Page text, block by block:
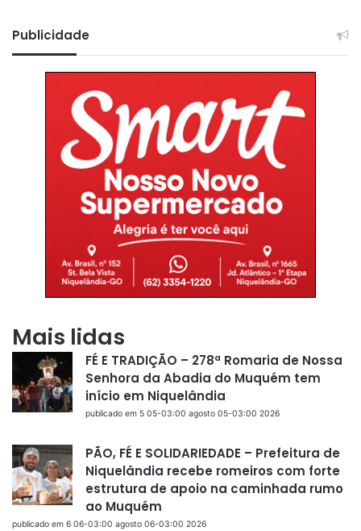
Publicidade
Mais lidas
FÉ E TRADIÇÃO – 278ª Romaria de Nossa
Senhora da Abadia do Muquém tem
início em Niquelândia
publicado em 5 05-03:00 agosto 05-03:00 2026
PÃO, FÉ E SOLIDARIEDADE – Prefeitura de
Niquelândia recebe romeiros com forte
estrutura de apoio na caminhada rumo
ao Muquém
publicado em 6 06-03:00 agosto 06-03:00 2026